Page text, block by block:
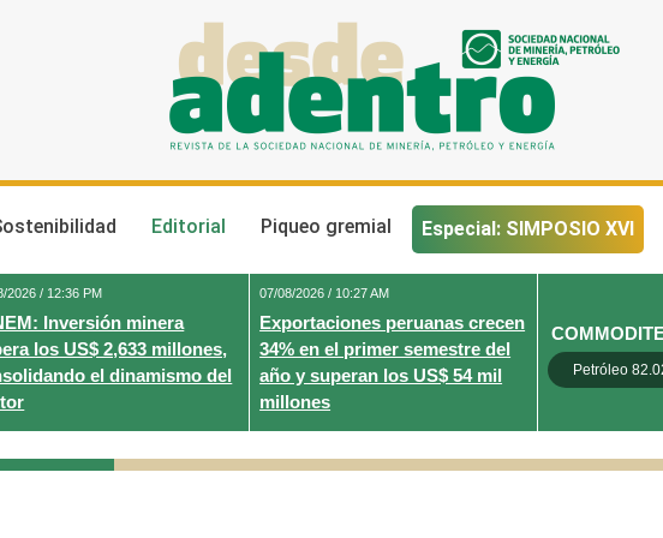
Editorial Piqueo gremial Especial: SIMPOSIO XVI
2026 / 12:36 PM
Inversión minera
los US$ 2,633 millones,
el dinamismo del
07/08/2026 / 10:27 AM
Exportaciones peruanas crecen
34% en el primer semestre del
año y superan los US$ 54 mil
millones
Petróleo